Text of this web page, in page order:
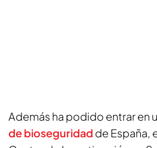
Además ha podido entrar en
de bioseguridad de España,